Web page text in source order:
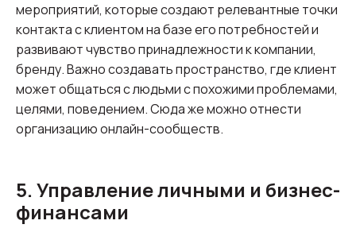
мероприятий, которые создают релевантные точки
контакта с клиентом на базе его потребностей и
развивают чувство принадлежности к компании,
бренду. Важно создавать пространство, где клиент
может общаться с людьми с похожими проблемами,
целями, поведением. Сюда же можно отнести
организацию онлайн-сообществ.
5. Управление личными и бизнес-
финансами